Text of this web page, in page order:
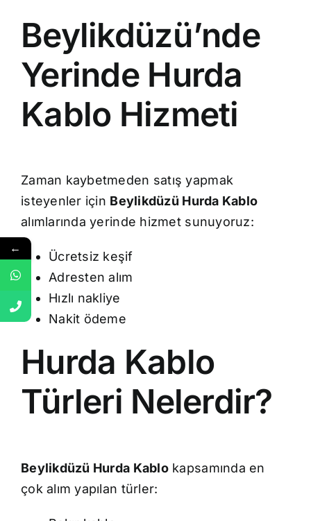
Beylikdüzü’nde
Yerinde Hurda
Kablo Hizmeti
Zaman kaybetmeden satış yapmak
isteyenler için Beylikdüzü Hurda Kablo
alımlarında yerinde hizmet sunuyoruz:
Ücretsiz keşif
Adresten alım
Hızlı nakliye
Nakit ödeme
Hurda Kablo
Türleri Nelerdir?
Beylikdüzü Hurda Kablokapsamında en
çok alım yapılan türler:
←